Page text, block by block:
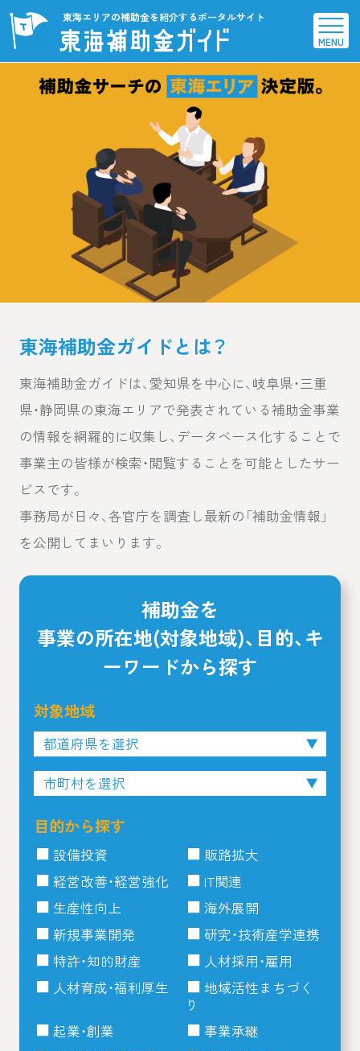
MENU
東海エリアの補助金を紹介するポータルサイト
補助金一覧
連携募集
事務局へお問い合せ
東海補助金ガイドとは？
東海補助金ガイドは、愛知県を中心に、岐阜県・三重
県・静岡県の東海エリアで発表されている補助金事業
の情報を網羅的に収集し、データベース化することで
事業主の皆様が検索・閲覧することを可能としたサー
ビスです。
事務局が日々、各官庁を調査し最新の「補助金情報」
を公開してまいります。
補助金を
事業の所在地(対象地域)、目的、キ
ーワードから探す
対象地域
目的から探す
設備投資
販路拡大
経営改善・経営強化
IT関連
生産性向上
海外展開
新規事業開発
研究・技術産学連携
特許・知的財産
人材採用・雇用
人材育成・福利厚生
地域活性まちづく
り
起業・創業
事業承継